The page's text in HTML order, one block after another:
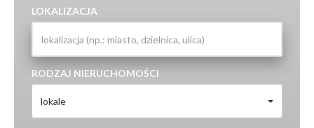
LOKALIZACJA
RODZAJ NIERUCHOMOŚCI
lokale